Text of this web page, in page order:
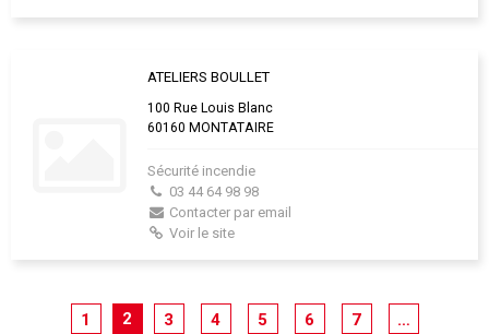
ATELIERS BOULLET
100 Rue Louis Blanc
60160 MONTATAIRE
Sécurité incendie
03 44 64 98 98
Contacter par email
Voir le site
1 2 3 4 5 6 7 …